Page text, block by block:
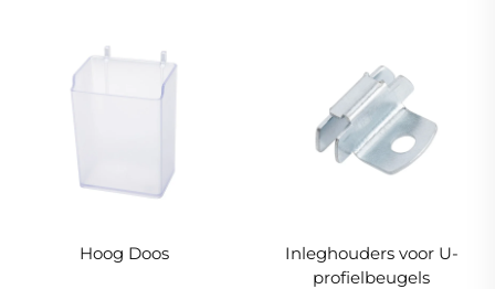
Hoog Doos
Inleghouders voor U-
profielbeugels